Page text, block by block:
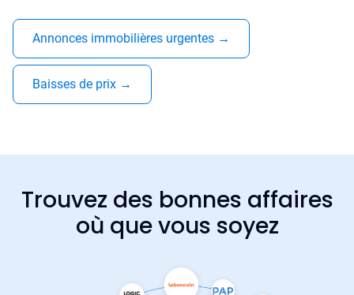
Annonces immobilières urgentes →
Baisses de prix →
Trouvez des bonnes affaires
où que vous soyez